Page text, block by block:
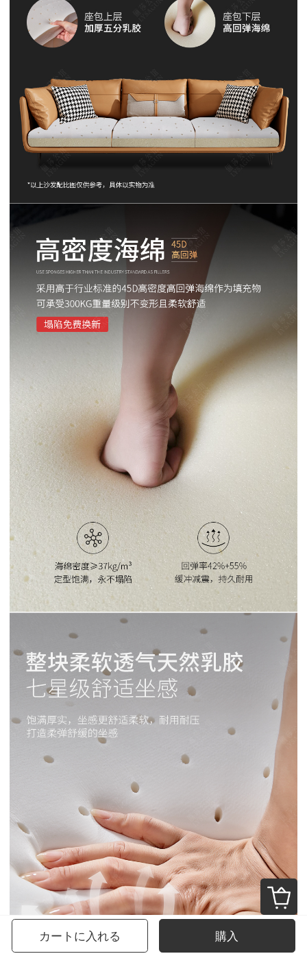
カートに入れる 購入